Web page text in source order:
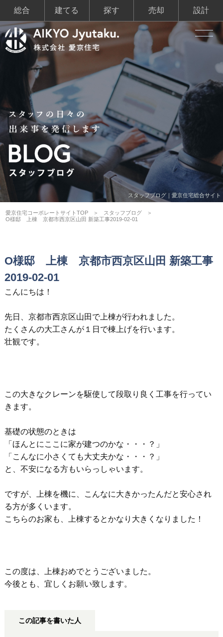
総合 建てる 探す 売却 設計
スタッフブログ｜愛京住宅総合サイト
愛京住宅コーポレートサイトTOP
スタッフブログ
O様邸 上棟 京都市西京区山田 新築工事2019-02-01
O様邸 上棟 京都市西京区山田 新築工事
2019-02-01
こんにちは！
先日、京都市西京区山田で上棟が行われました。
たくさんの大工さんが１日で棟上げを行います。
壮観です。
この大きなクレーンを駆使して段取り良く工事を行ってい
きます。
基礎の状態のときは
「ほんとにここに家が建つのかな・・・？」
「こんなに小さくても大丈夫かな・・・？」
と、不安になる方もいらっしゃいます。
ですが、上棟を機に、こんなに大きかったんだと安心され
る方が多くいます。
こちらのお家も、上棟するとかなり大きくなりました！
この度は、上棟おめでとうございました。
今後とも、宜しくお願い致します。
この記事を書いた人